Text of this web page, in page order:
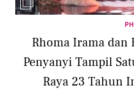
Rhoma Irama dan
Penyanyi Tampil
Raya 23 Tahun